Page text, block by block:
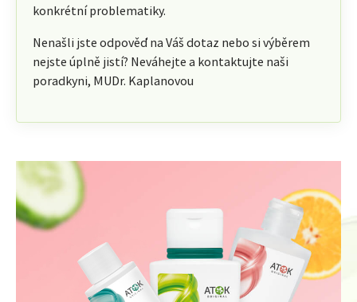
konkrétní problematiky.
Nenašli jste odpověď na Váš dotaz nebo si výběrem
nejste úplně jistí? Neváhejte a kontaktujte naši
poradkyni, MUDr. Kaplanovou